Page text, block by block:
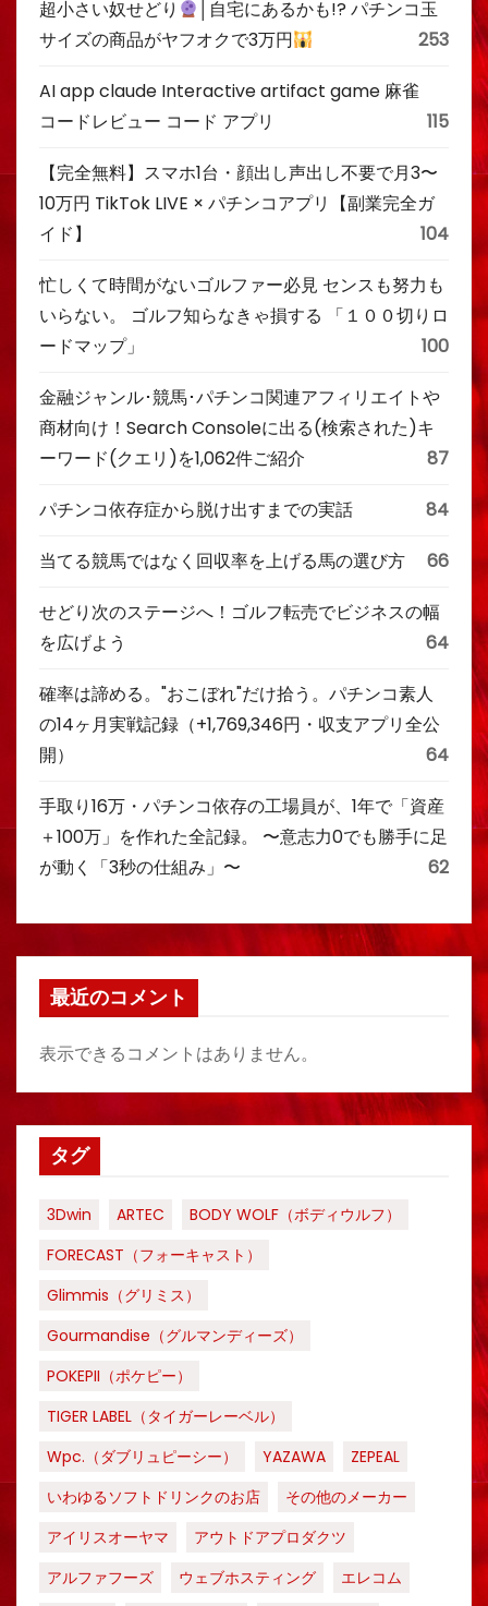
超小さい奴せどり
│自宅にあるかも!? パチンコ玉
サイズの商品がヤフオクで3万円
253
AI app claude Interactive artifact game 麻雀
コードレビュー コード アプリ
115
【完全無料】スマホ1台・顔出し声出し不要で月3〜
10万円 TikTok LIVE × パチンコアプリ【副業完全ガ
イド】
104
忙しくて時間がないゴルファー必見 センスも努力も
いらない。 ゴルフ知らなきゃ損する 「１００切りロ
ードマップ」
100
金融ジャンル･競馬･パチンコ関連アフィリエイトや
商材向け！Search Consoleに出る(検索された)キ
ーワード(クエリ)を1,062件ご紹介
87
パチンコ依存症から脱け出すまでの実話 84
当てる競馬ではなく回収率を上げる馬の選び方 66
せどり次のステージへ！ゴルフ転売でビジネスの幅
を広げよう
64
確率は諦める。"おこぼれ"だけ拾う。パチンコ素人
の14ヶ月実戦記録（+1,769,346円・収支アプリ全公
開）
64
手取り16万・パチンコ依存の工場員が、1年で「資産
＋100万」を作れた全記録。 〜意志力0でも勝手に足
が動く「3秒の仕組み」〜
62
最近のコメント
表示できるコメントはありません。
タグ
3Dwin ARTEC
BODY WOLF（ボディウルフ）
FORECAST（フォーキャスト）
Glimmis（グリミス）
Gourmandise（グルマンディーズ）
POKEPII（ポケピー）
TIGER LABEL（タイガーレーベル）
Wpc.（ダブリュピーシー）
YAZAWA
ZEPEAL
いわゆるソフトドリンクのお店
その他のメーカー
アイリスオーヤマ
アウトドアプロダクツ
アルファフーズ
ウェブホスティング
エレコム